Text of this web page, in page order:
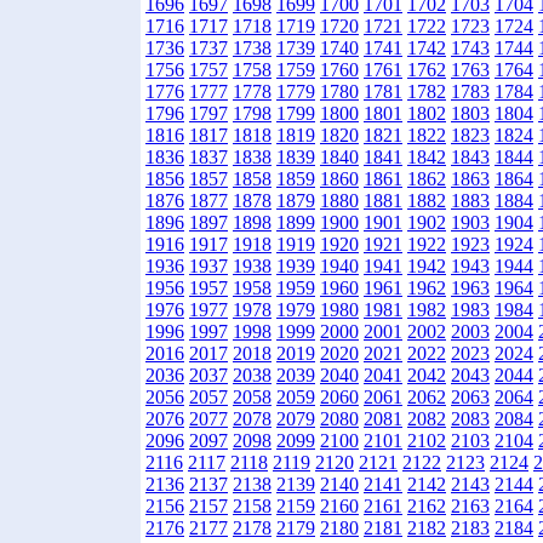
1696 1697 1698 1699 1700 1701 1702 1703 1704
1716 1717 1718 1719 1720 1721 1722 1723 1724
1736 1737 1738 1739 1740 1741 1742 1743 1744
1756 1757 1758 1759 1760 1761 1762 1763 1764
1776 1777 1778 1779 1780 1781 1782 1783 1784
1796 1797 1798 1799 1800 1801 1802 1803 1804
1816 1817 1818 1819 1820 1821 1822 1823 1824
1836 1837 1838 1839 1840 1841 1842 1843 1844
1856 1857 1858 1859 1860 1861 1862 1863 1864
1876 1877 1878 1879 1880 1881 1882 1883 1884
1896 1897 1898 1899 1900 1901 1902 1903 1904
1916 1917 1918 1919 1920 1921 1922 1923 1924
1936 1937 1938 1939 1940 1941 1942 1943 1944
1956 1957 1958 1959 1960 1961 1962 1963 1964
1976 1977 1978 1979 1980 1981 1982 1983 1984
1996 1997 1998 1999 2000 2001 2002 2003 2004
2016 2017 2018 2019 2020 2021 2022 2023 2024
2036 2037 2038 2039 2040 2041 2042 2043 2044
2056 2057 2058 2059 2060 2061 2062 2063 2064
2076 2077 2078 2079 2080 2081 2082 2083 2084
2096 2097 2098 2099 2100 2101 2102 2103 2104
2116 2117 2118 2119 2120 2121 2122 2123 2124
2136 2137 2138 2139 2140 2141 2142 2143 2144
2156 2157 2158 2159 2160 2161 2162 2163 2164
2176 2177 2178 2179 2180 2181 2182 2183 2184